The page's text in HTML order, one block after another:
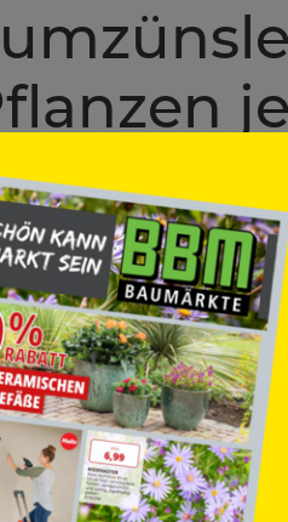
sind Ilex und Spindelstrauch
liegt der Japanische
Euonymus japonicus, weil sie
allerdings wichtig, den Standort
wächst am besten in gut
automatisch die beste Lösung.
gibt es mehrere gute
oder kleine Hecke
oder Lonicera pileatasowie
sich gut für klare Linien im
während Lonicera als gut